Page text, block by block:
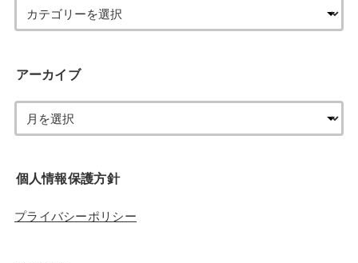
アーカイブ
個人情報保護方針
プライバシーポリシー